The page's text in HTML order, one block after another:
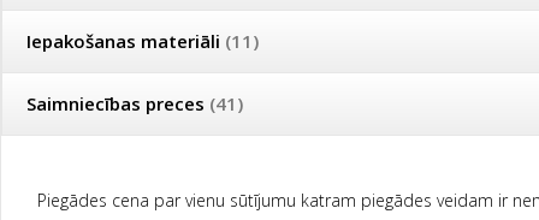
Iepakošanas materiāli (11)
Saimniecības preces (41)
Bezmaksas piegādevisā Latvijā pasūtījumiemvirs 50
SIA, „Jauntrenči”, Eimuri, Ādažu novads, LV-2164, Latvija.
Piegādes cena par vienu sūtījumu katram piegādes veidam ir